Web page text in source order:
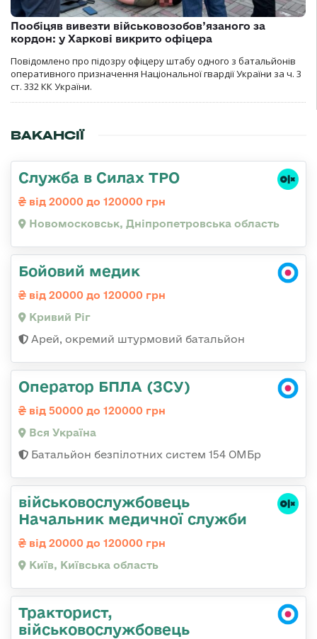
Пообіцяв вивезти військовозобов’язаного за
кордон: у Харкові викрито офіцера
Повідомлено про підозру офіцеру штабу одного з батальйонів
оперативного призначення Національної гвардії України за ч. 3
ст. 332 КК України.
ВАКАНСІЇ
Служба в Силах ТРО
від 20000 до 120000 грн
Новомосковськ, Дніпропетровська область
Бойовий медик
від 20000 до 120000 грн
Кривий Ріг
Арей, окремий штурмовий батальйон
Оператор БПЛА (ЗСУ)
від 50000 до 120000 грн
Вся Україна
Батальйон безпілотних систем 154 ОМБр
військовослужбовець
Начальник медичної служби
від 20000 до 120000 грн
Київ, Київська область
Тракторист,
військовослужбовець